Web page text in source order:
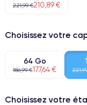
221,99 €210,89 €
Choisissez votre
64 Go
186,99 €177,64 €
Choisissez votre